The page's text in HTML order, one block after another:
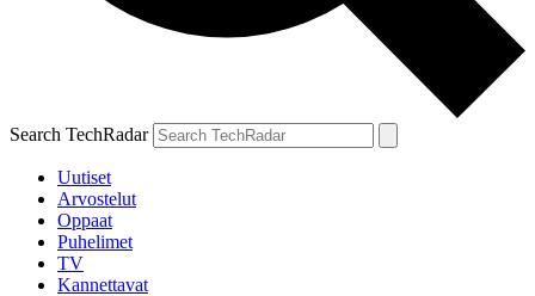
Search TechRadar
Uutiset
Arvostelut
Oppaat
Puhelimet
TV
Kannettavat